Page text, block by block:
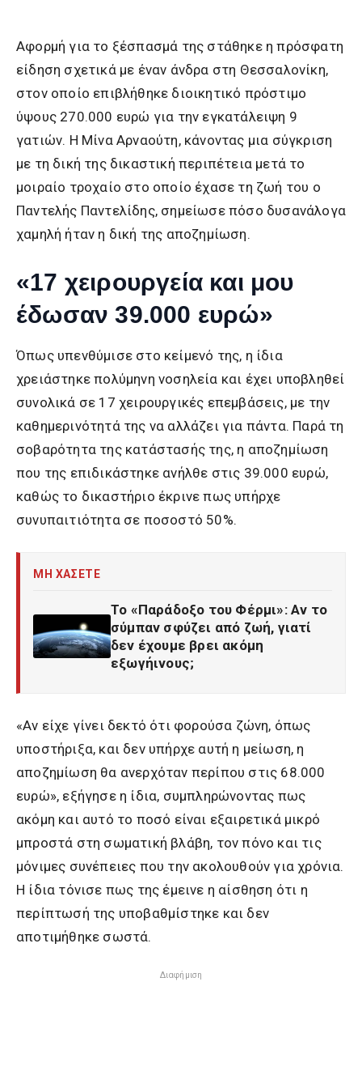
Αφορμή για το ξέσπασμά της στάθηκε η πρόσφατη
είδηση σχετικά με έναν άνδρα στη Θεσσαλονίκη,
στον οποίο επιβλήθηκε διοικητικό πρόστιμο
ύψους 270.000 ευρώ για την εγκατάλειψη 9
γατιών. Η Μίνα Αρναούτη, κάνοντας μια σύγκριση
με τη δική της δικαστική περιπέτεια μετά το
μοιραίο τροχαίο στο οποίο έχασε τη ζωή του ο
Παντελής Παντελίδης, σημείωσε πόσο δυσανάλογα
χαμηλή ήταν η δική της αποζημίωση.
«17 χειρουργεία και μου
έδωσαν 39.000 ευρώ»
Όπως υπενθύμισε στο κείμενό της, η ίδια
χρειάστηκε πολύμηνη νοσηλεία και έχει υποβληθεί
συνολικά σε 17 χειρουργικές επεμβάσεις, με την
καθημερινότητά της να αλλάζει για πάντα. Παρά τη
σοβαρότητα της κατάστασής της, η αποζημίωση
που της επιδικάστηκε ανήλθε στις 39.000 ευρώ,
καθώς το δικαστήριο έκρινε πως υπήρχε
συνυπαιτιότητα σε ποσοστό 50%.
ΜΗ ΧΑΣΕΤΕ
Το «Παράδοξο του Φέρμι»: Αν το
σύμπαν σφύζει από ζωή, γιατί
δεν έχουμε βρει ακόμη
εξωγήινους;
«Αν είχε γίνει δεκτό ότι φορούσα ζώνη, όπως
υποστήριξα, και δεν υπήρχε αυτή η μείωση, η
αποζημίωση θα ανερχόταν περίπου στις 68.000
ευρώ», εξήγησε η ίδια, συμπληρώνοντας πως
ακόμη και αυτό το ποσό είναι εξαιρετικά μικρό
μπροστά στη σωματική βλάβη, τον πόνο και τις
μόνιμες συνέπειες που την ακολουθούν για χρόνια.
Η ίδια τόνισε πως της έμεινε η αίσθηση ότι η
περίπτωσή της υποβαθμίστηκε και δεν
αποτιμήθηκε σωστά.
Διαφήμιση